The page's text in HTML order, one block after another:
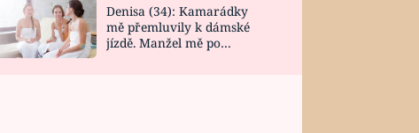
Denisa (34): Kamarádky
mě přemluvily k dámské
jízdě. Manžel mě po